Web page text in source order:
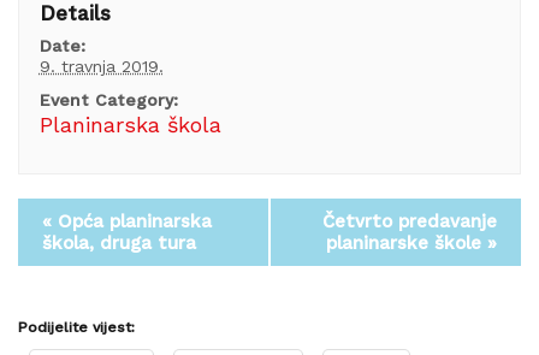
Details
Date:
9. travnja 2019.
Event Category:
Planinarska škola
« Opća planinarska
škola, druga tura
Četvrto predavanje
planinarske škole »
Podijelite vijest: